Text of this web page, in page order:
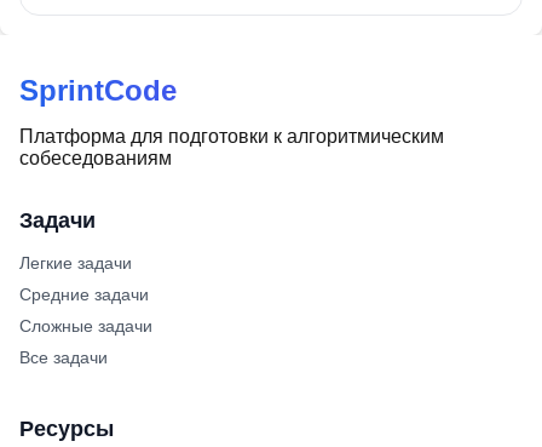
SprintCode
Платформа для подготовки к алгоритмическим
собеседованиям
Задачи
Легкие задачи
Средние задачи
Сложные задачи
Все задачи
Ресурсы